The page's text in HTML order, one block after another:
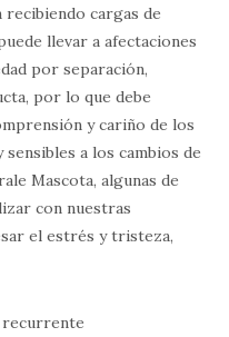
cargas de
llevar a afectaciones
por separación,
por lo que debe
y cariño de los
a los cambios de
Mascota, algunas de
con nuestras
el estrés y tristeza,
recurrente